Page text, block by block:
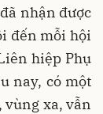
nhận được
đến mỗi hội
hiệp Phụ
nay, có một
vùng xa, vẫn